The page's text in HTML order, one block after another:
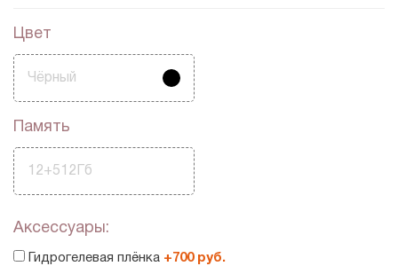
Цвет
Чёрный
Память
12+512Гб
Аксессуары:
Гидрогелевая плёнка +700 руб.